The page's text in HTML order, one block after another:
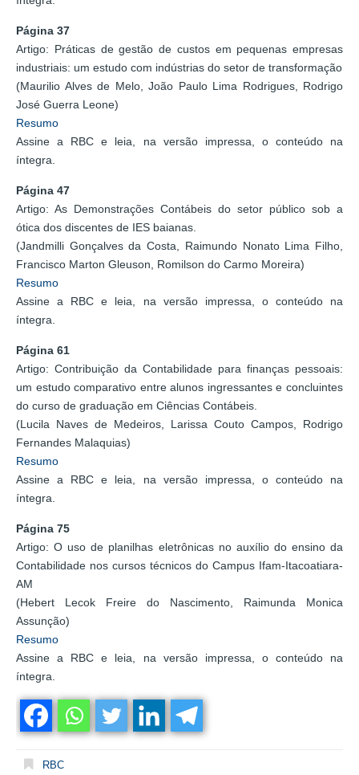
Página 37
Artigo: Práticas de gestão de custos em pequenas empresas
industriais: um estudo com indústrias do setor de transformação
(Maurilio Alves de Melo, João Paulo Lima Rodrigues, Rodrigo
José Guerra Leone)
Resumo
Assine a RBC e leia, na versão impressa, o conteúdo na
íntegra.
Página 47
Artigo: As Demonstrações Contábeis do setor público sob a
ótica dos discentes de IES baianas.
(Jandmilli Gonçalves da Costa, Raimundo Nonato Lima Filho,
Francisco Marton Gleuson, Romilson do Carmo Moreira)
Resumo
Assine a RBC e leia, na versão impressa, o conteúdo na
íntegra.
Página 61
Artigo: Contribuição da Contabilidade para finanças pessoais:
um estudo comparativo entre alunos ingressantes e concluintes
do curso de graduação em Ciências Contábeis.
(Lucila Naves de Medeiros, Larissa Couto Campos, Rodrigo
Fernandes Malaquias)
Resumo
Assine a RBC e leia, na versão impressa, o conteúdo na
íntegra.
Página 75
Artigo: O uso de planilhas eletrônicas no auxílio do ensino da
Contabilidade nos cursos técnicos do Campus Ifam-Itacoatiara-
AM
(Hebert Lecok Freire do Nascimento, Raimunda Monica
Assunção)
Resumo
Assine a RBC e leia, na versão impressa, o conteúdo na
íntegra.
RBC